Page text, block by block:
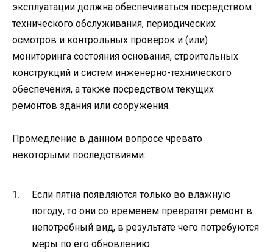
эксплуатации должна обеспечиваться посредством
технического обслуживания, периодических
осмотров и контрольных проверок и (или)
мониторинга состояния основания, строительных
конструкций и систем инженерно-технического
обеспечения, а также посредством текущих
ремонтов здания или сооружения.
Промедление в данном вопросе чревато
некоторыми последствиями:
Если пятна появляются только во влажную
погоду, то они со временем превратят ремонт в
непотребный вид, в результате чего потребуются
меры по его обновлению.